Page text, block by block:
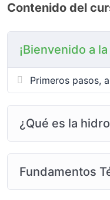
• CRONOGRAMA DE
Se utilizará la
se enviará por el
MASTER HIDROPONIA
Esta especialización
colectiva, a personas
HIDROPONIA.
Contenido del
¡Bienvenido a
Primeros pasos,
¿Qué es la
Fundamentos